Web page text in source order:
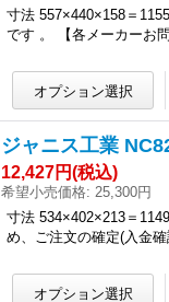
寸法 557×440×158＝
です 。 【各メーカーお
ジャニス工業
12,427円(税込)
希望小売価格: 25,300円
寸法 534×402×213＝
め、ご注文の確定(入金